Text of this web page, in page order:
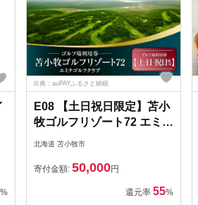
%
出典：auPAYふるさと納税
E08 【土日祝日限定】苫小
牧ゴルフリゾート72 エミナ
ゴルフクラブ ゴルフ場利用
付） T042-FT09
北海道 苫小牧市
寄付金額: 50,000円
還元率 55%